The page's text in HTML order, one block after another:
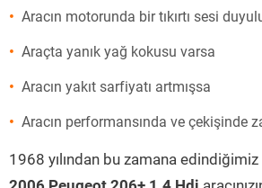
Aracın motorunda bir tıkırtı sesi
Araçta yanık yağ kokusu varsa
Aracın yakıt sarfiyatı artmışsa
Aracın performansında ve çekişinde
1968 yılından bu zamana